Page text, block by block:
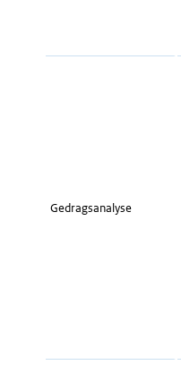
Gedragsanalyse